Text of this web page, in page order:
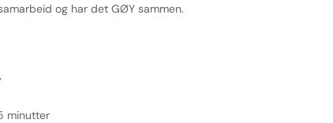
og har det GØY sammen.
minutter